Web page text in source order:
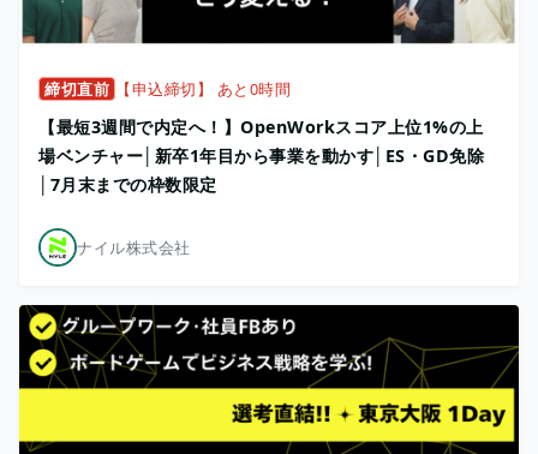
締切直前 【申込締切】 あと0時間
【最短3週間で内定へ！】OpenWorkスコア上位1%の上
場ベンチャー│新卒1年目から事業を動かす│ES・GD免除
│7月末までの枠数限定
ナイル株式会社